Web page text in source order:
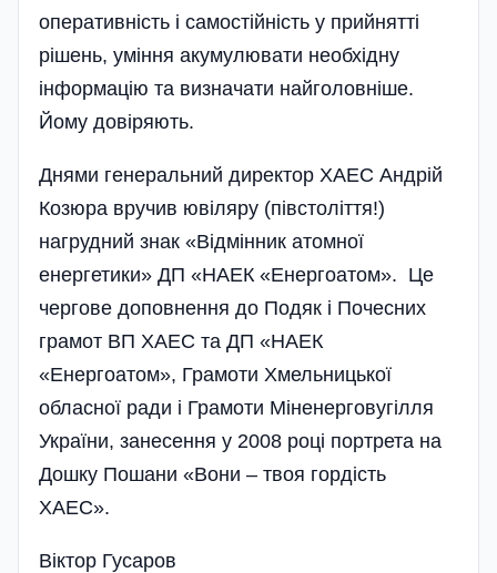
оперативність і самостійність у прийнятті
рішень, уміння акумулювати необхідну
інформацію та визначати найголовніше.
Йому довіряють.
Днями генеральний директор ХАЕС Андрій
Козюра вручив ювіляру (півстоліття!)
нагрудний знак «Відмінник атомної
енергетики» ДП «НАЕК «Енергоатом». Це
чергове доповнення до Подяк і Почесних
грамот ВП ХАЕС та ДП «НАЕК
«Енергоатом», Грамоти Хмельницької
обласної ради і Грамоти Міненерговугілля
України, занесення у 2008 році портрета на
Дошку Пошани «Вони – твоя гордість
ХАЕС».
Віктор Гусаров